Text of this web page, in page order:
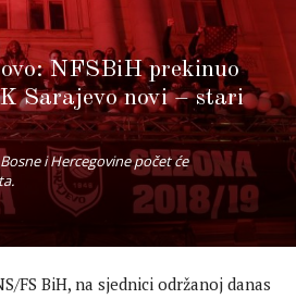
NFSBiH prekinuo
Sarajevo novi – stari
i Hercegovine počet će
FS BiH, na sjednici održanoj danas